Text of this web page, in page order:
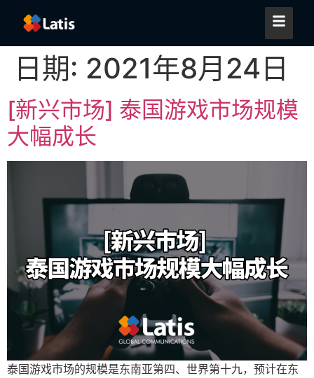
日期: 2021年8月24日
[新兴市场] 泰国游戏市场规模
大幅成长
泰国游戏市场的规模是东南亚第四、世界第十九，预计在东